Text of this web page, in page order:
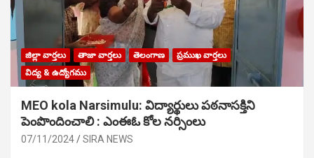
జిల్లా వార్తలు తాజా వార్తలు తెలంగాణ
ప్రముఖ వార్తలు
విద్య & ఉద్యోగము
MEO kola Narsimulu: విద్యార్థులు పఠ‌నాసక్తిని
పెంపొందించాలి : ఎంఈఓ కోల నర్సింలు
07/11/2024 SIRA NEWS